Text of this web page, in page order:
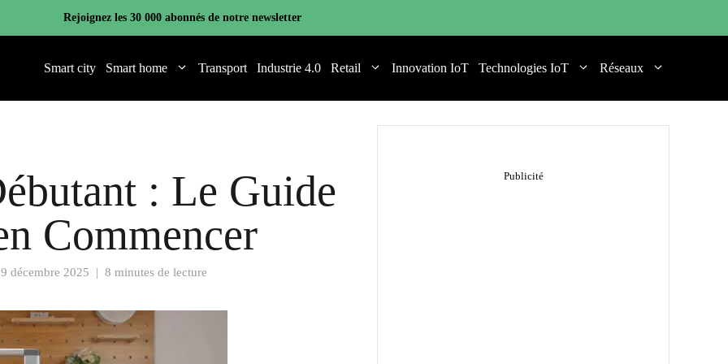
Rejoignez les 30 000 abonnés de notre newsletter
Smart city Smart home Transport Industrie 4.0 Retail Innovation IoT Technologies IoT Réseaux
: Le Guide
Commencer
décembre 2025 | 8 minutes de lecture